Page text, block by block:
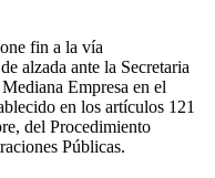
fin a la vía
alzada ante la Secretaria
Empresa en el
en los artículos 121
del Procedimiento
Públicas.